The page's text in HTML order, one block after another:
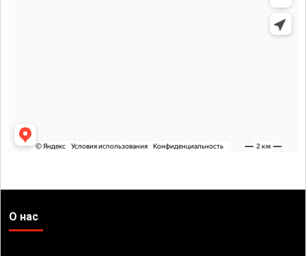
О нас